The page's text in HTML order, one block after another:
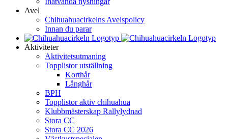
Avel
Chihuahuacirkelns Avelspolicy
Innan du parar
Aktiviteter
Aktivitetsutmaning
Topplistor utställning
Korthår
Långhår
BPH
Topplistor aktiv chihuahua
Klubbmästerskap Rallylydnad
Stora CC
Stora CC 2026